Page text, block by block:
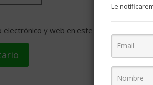
y web en este navegador para
Le